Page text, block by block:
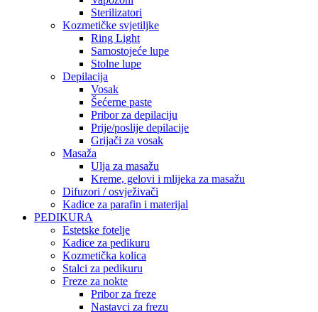
Sterilizatori
Kozmetičke svjetiljke
Ring Light
Samostojeće lupe
Stolne lupe
Depilacija
Vosak
Šećerne paste
Pribor za depilaciju
Prije/poslije depilacije
Grijači za vosak
Masaža
Ulja za masažu
Kreme, gelovi i mlijeka za masažu
Difuzori / osvježivači
Kadice za parafin i materijal
PEDIKURA
Estetske fotelje
Kadice za pedikuru
Kozmetička kolica
Stalci za pedikuru
Freze za nokte
Pribor za freze
Nastavci za frezu